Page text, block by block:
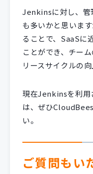
Jenkinsに対し、管
も多いかと思いま
ることで、SaaSに
ことができ、チー
リースサイクルの
現在Jenkinsを利用
は、ぜひ
い。
ご質問もい